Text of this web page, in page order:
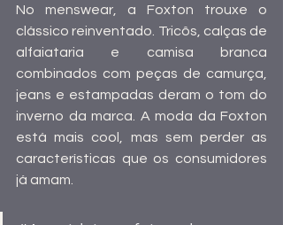
No menswear, a Foxton trouxe o
clássico reinventado. Tricôs, calças de
alfaiataria e camisa branca
combinados com peças de camurça,
jeans e estampadas deram o tom do
inverno da marca. A moda da Foxton
está mais cool, mas sem perder as
características que os consumidores
já amam.